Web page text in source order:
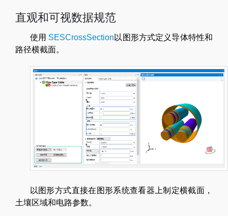
直观和可视数据规范
使用 SESCrossSection 以图形方式定义导体特性和
路径横截面。
以图形方式直接在图形系统查看器上制定横截面，
土壤区域和电路参数。